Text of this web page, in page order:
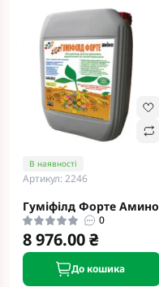
В наявності
Артикул: 2246
Гуміфілд Форте Амино
0
8 976.00 ₴
До кошика